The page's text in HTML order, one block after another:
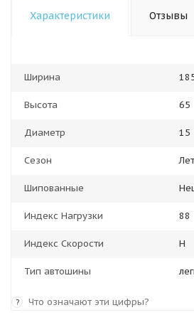
Характеристики Отзывы
Ширина
Высота 65
Диаметр 15
Сезон
Шипованные
Индекс Нагрузки 88
Индекс Скорости H
Тип автошины
? Что означают эти цифры?